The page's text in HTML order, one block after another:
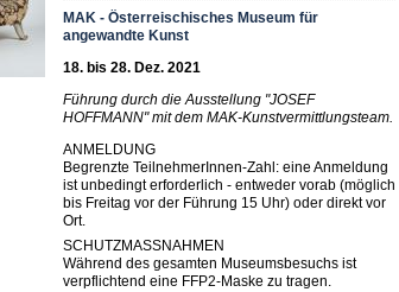
MAK - Österreischisches Museum für
angewandte Kunst
18. bis 28. Dez. 2021
Führung durch die Ausstellung "JOSEF
HOFFMANN" mit dem MAK-Kunstvermittlungsteam.
ANMELDUNG
Begrenzte TeilnehmerInnen-Zahl: eine Anmeldung
ist unbedingt erforderlich - entweder vorab (möglich
bis Freitag vor der Führung 15 Uhr) oder direkt vor
Ort.
SCHUTZMASSNAHMEN
Während des gesamten Museumsbesuchs ist
verpflichtend eine FFP2-Maske zu tragen.